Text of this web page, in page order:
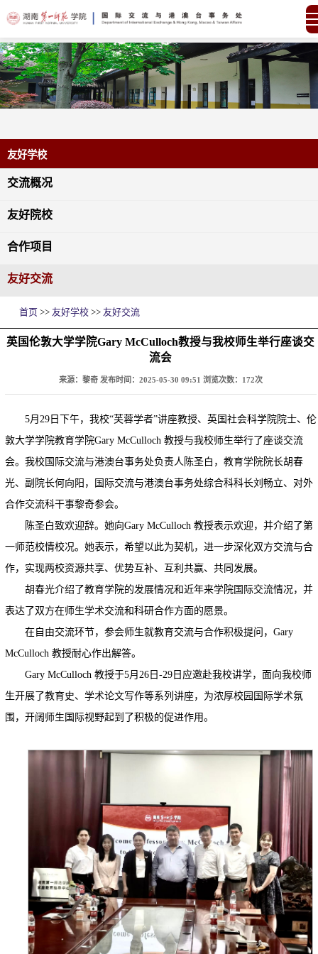
友好学校
交流概况
友好院校
合作项目
友好交流
首页>> 友好学校>> 友好交流
英国伦敦大学学院Gary McCulloch教授与我校师生举行座谈交
流会
来源：黎奇 发布时间：2025-05-30 09:51 浏览次数： 172次
5月29日下午，我校“芙蓉学者”讲座教授、英国社会科学院院士、伦
敦大学学院教育学院Gary McCulloch 教授与我校师生举行了座谈交流
会。我校国际交流与港澳台事务处负责人陈圣白，教育学院院长胡春
光、副院长何向阳，国际交流与港澳台事务处综合科科长刘畅立、对外
合作交流科干事黎奇参会。
陈圣白致欢迎辞。她向Gary McCulloch 教授表示欢迎，并介绍了第
一师范校情校况。她表示，希望以此为契机，进一步深化双方交流与合
作，实现两校资源共享、优势互补、互利共赢、共同发展。
胡春光介绍了教育学院的发展情况和近年来学院国际交流情况，并
表达了双方在师生学术交流和科研合作方面的愿景。
在自由交流环节，参会师生就教育交流与合作积极提问，Gary
McCulloch 教授耐心作出解答。
Gary McCulloch 教授于5月26日-29日应邀赴我校讲学，面向我校师
生开展了教育史、学术论文写作等系列讲座，为浓厚校园国际学术氛
围，开阔师生国际视野起到了积极的促进作用。